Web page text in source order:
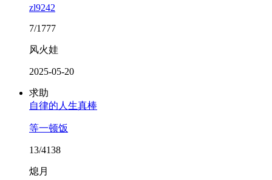
zl9242
7/1777
风火娃
2025-05-20
求助
自律的人生真棒
等一顿饭
13/4138
熄月